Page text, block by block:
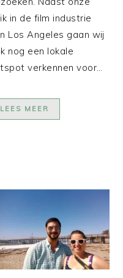
in de film industrie
Los Angeles gaan wij
nog een lokale
verkennen voor…
LEES MEER